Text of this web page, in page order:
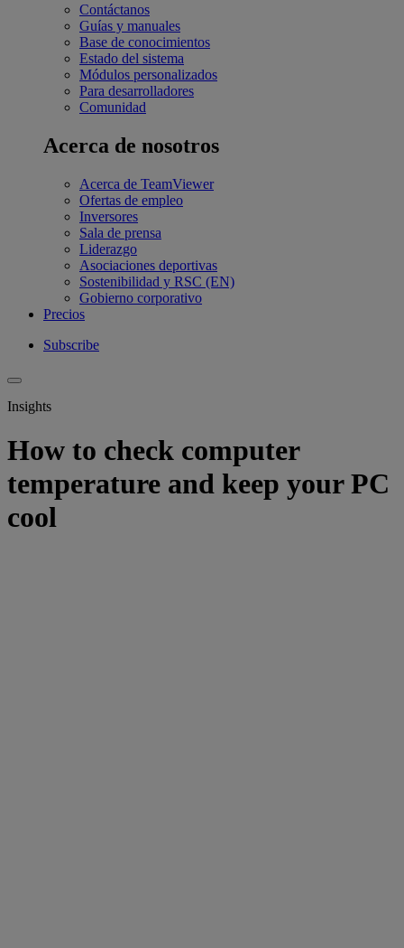
Contáctanos
Guías y manuales
Base de conocimientos
Estado del sistema
Módulos personalizados
Para desarrolladores
Comunidad
Acerca de nosotros
Acerca de TeamViewer
Ofertas de empleo
Inversores
Sala de prensa
Liderazgo
Asociaciones deportivas
Sostenibilidad y RSC (EN)
Gobierno corporativo
Precios
Subscribe
Insights
How to check computer
temperature and keep your PC
cool